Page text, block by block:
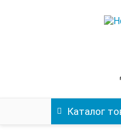
Каталог